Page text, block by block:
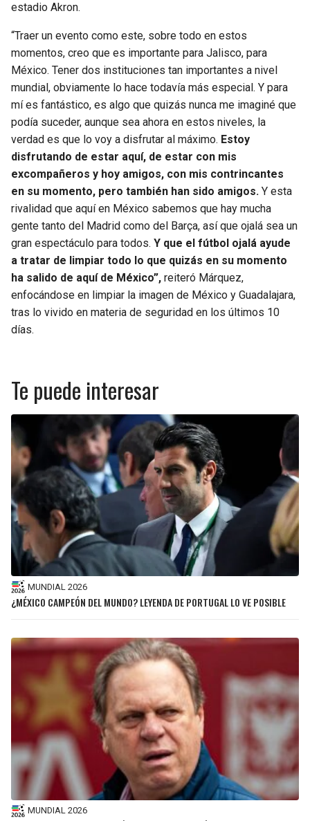
estadio Akron.
“Traer un evento como este, sobre todo en estos
momentos, creo que es importante para Jalisco, para
México. Tener dos instituciones tan importantes a nivel
mundial, obviamente lo hace todavía más especial. Y para
mí es fantástico, es algo que quizás nunca me imaginé que
podía suceder, aunque sea ahora en estos niveles, la
verdad es que lo voy a disfrutar al máximo. Estoy
disfrutando de estar aquí, de estar con mis
excompañeros y hoy amigos, con mis contrincantes
en su momento, pero también han sido amigos. Y esta
rivalidad que aquí en México sabemos que hay mucha
gente tanto del Madrid como del Barça, así que ojalá sea un
gran espectáculo para todos. Y que el fútbol ojalá ayude
a tratar de limpiar todo lo que quizás en su momento
ha salido de aquí de México”, reiteró Márquez,
enfocándose en limpiar la imagen de México y Guadalajara,
tras lo vivido en materia de seguridad en los últimos 10
días.
Te puede interesar
MUNDIAL 2026
¿MÉXICO CAMPEÓN DEL MUNDO? LEYENDA DE PORTUGAL LO VE POSIBLE
MUNDIAL 2026